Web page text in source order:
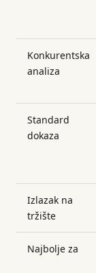
Konkurentska
analiza
Standard
dokaza
Izlazak na
tržište
Najbolje za